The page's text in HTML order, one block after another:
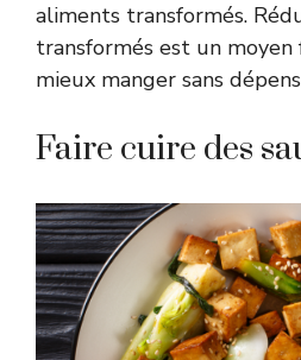
aliments transformés.
transformés est un
mieux manger sans
Faire cuire des